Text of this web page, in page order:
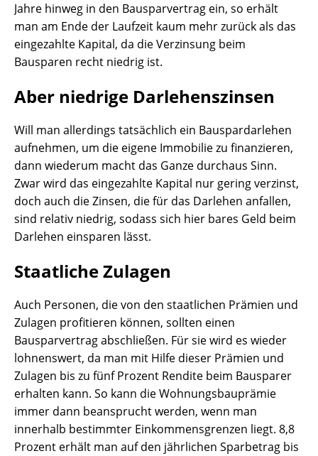
Jahre hinweg in den Bausparvertrag ein, so erhält
man am Ende der Laufzeit kaum mehr zurück als das
eingezahlte Kapital, da die Verzinsung beim
Bausparen recht niedrig ist.
Aber niedrige Darlehenszinsen
Will man allerdings tatsächlich ein Bauspardarlehen
aufnehmen, um die eigene Immobilie zu finanzieren,
dann wiederum macht das Ganze durchaus Sinn.
Zwar wird das eingezahlte Kapital nur gering verzinst,
doch auch die Zinsen, die für das Darlehen anfallen,
sind relativ niedrig, sodass sich hier bares Geld beim
Darlehen einsparen lässt.
Staatliche Zulagen
Auch Personen, die von den staatlichen Prämien und
Zulagen profitieren können, sollten einen
Bausparvertrag abschließen. Für sie wird es wieder
lohnenswert, da man mit Hilfe dieser Prämien und
Zulagen bis zu fünf Prozent Rendite beim Bausparer
erhalten kann. So kann die Wohnungsbauprämie
immer dann beansprucht werden, wenn man
innerhalb bestimmter Einkommensgrenzen liegt. 8,8
Prozent erhält man auf den jährlichen Sparbetrag bis